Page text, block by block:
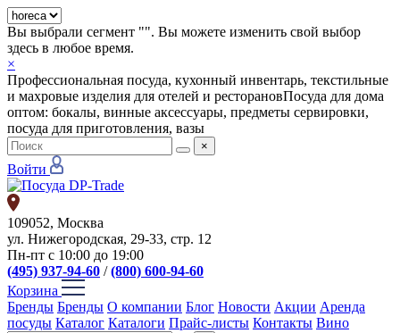
Вы выбрали сегмент "". Вы можете изменить свой выбор
здесь в любое время.
×
Профессиональная посуда, кухонный инвентарь, текстильные
и махровые изделия для отелей и ресторановПосуда для дома
оптом: бокалы, винные аксессуары, предметы сервировки,
посуда для приготовления, вазы
×
Войти
109052, Москва
ул. Нижегородская, 29-33, стр. 12
Пн-пт с 10:00 до 19:00
(495) 937-94-60 /(800) 600-94-60
Корзина
Бренды Бренды О компании Блог Новости Акции Аренда
посуды Каталог Каталоги Прайс-листы Контакты Вино